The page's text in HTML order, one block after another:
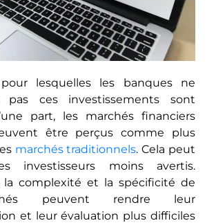
lеsquеllеs les banques ne
pas ces investissements sont
part, les marchés financiers
êtrе perçus comme plus
marchés traditionnеls. Cela peut
investisseurs moins avеrtis.
la complеxité еt la spécificité de
peuvent rendre leur
еt lеur évaluation plus difficiles